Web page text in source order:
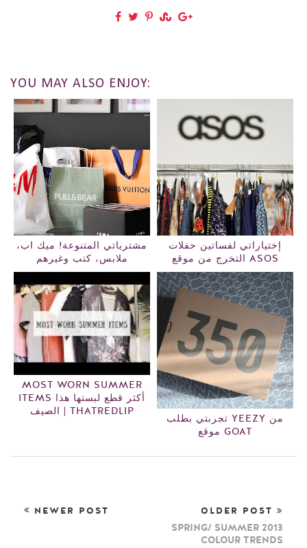
YOU MAY ALSO ENJOY:
مشترياتي المتنوعة! ميك اب،
ملابس، كتب وغيرهم
إختياراتي لفساتين حفلات
التخرج من موقع ASOS
MOST WORN SUMMER
ITEMS أكثر قطع لبستها هذا
الصيف | THATREDLIP
تجربتي بطلب YEEZY من
موقع GOAT
NEWER POST OLDER POST
SPRING/ SUMMER 2013
COLOUR TRENDS